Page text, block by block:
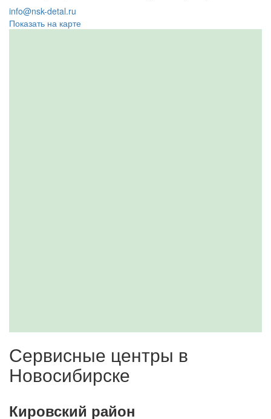
info@nsk-detal.ru
Показать на карте
Сервисные центры в
Новосибирске
Кировский район